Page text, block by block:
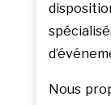
Nous